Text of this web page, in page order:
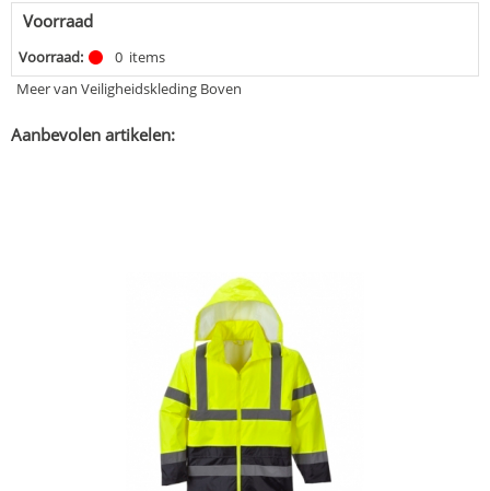
Voorraad
Voorraad: 0 items
Meer van Veiligheidskleding Boven
Aanbevolen artikelen: